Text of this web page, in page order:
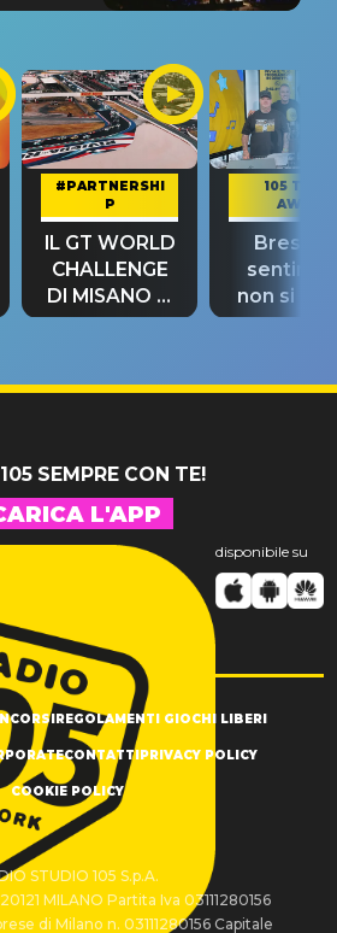
#PARTNERSHI
P
IL GT WORLD
CHALLENGE
DI MISANO si
riconferma
105 TAKE
AWAY
Bresh:
non si
fino alla
SEMPRE CON TE!
L'APP
disponibile su
REGOLAMENTI GIOCHI LIBERI
CONTATTI PRIVACY POLICY
COOKIE POLICY
STUDIO 105 S.p.A.
MILANO Partita Iva 03111280156
di Milano n. 03111280156 Capitale